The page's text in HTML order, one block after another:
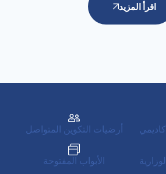
اقرأ المزيد
أرضيات التكوين المتواصل
الأبواب المفتوحة